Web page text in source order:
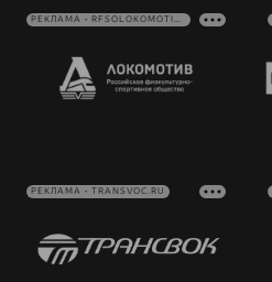
РЕКЛАМА • RFSOLOKOMOTIV.RU
РЕКЛАМА • TRANSVOC.RU